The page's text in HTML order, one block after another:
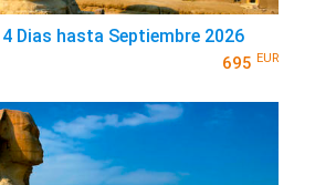
Dias hasta Septiembre 2026
695 EUR